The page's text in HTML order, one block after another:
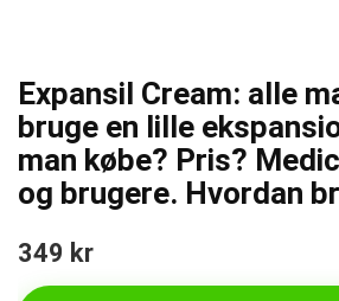
Expansil Cream: alle
bruge en lille
man købe? Pris?
og brugere. Hvordan
349 kr